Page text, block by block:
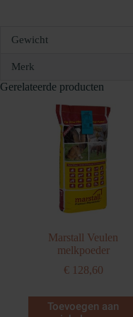
Gewicht
Merk
Gerelateerde producten
Marstall Veulen
melkpoeder
€128,60
Toevoegen aan